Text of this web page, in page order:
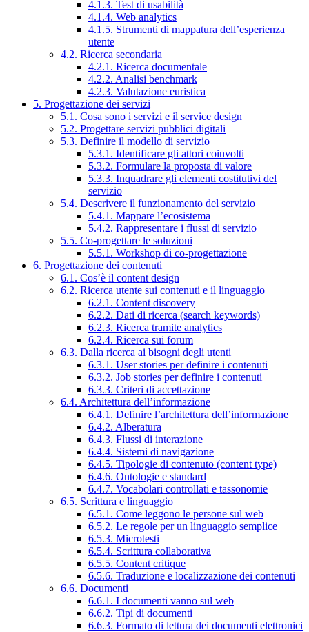
4.1.3. Test di usabilità
4.1.4. Web analytics
4.1.5. Strumenti di mappatura dell’esperienza
utente
4.2. Ricerca secondaria
4.2.1. Ricerca documentale
4.2.2. Analisi benchmark
4.2.3. Valutazione euristica
5. Progettazione dei servizi
5.1. Cosa sono i servizi e il service design
5.2. Progettare servizi pubblici digitali
5.3. Definire il modello di servizio
5.3.1. Identificare gli attori coinvolti
5.3.2. Formulare la proposta di valore
5.3.3. Inquadrare gli elementi costitutivi del
servizio
5.4. Descrivere il funzionamento del servizio
5.4.1. Mappare l’ecosistema
5.4.2. Rappresentare i flussi di servizio
5.5. Co-progettare le soluzioni
5.5.1. Workshop di co-progettazione
6. Progettazione dei contenuti
6.1. Cos’è il content design
6.2. Ricerca utente sui contenuti e il linguaggio
6.2.1. Content discovery
6.2.2. Dati di ricerca (search keywords)
6.2.3. Ricerca tramite analytics
6.2.4. Ricerca sui forum
6.3. Dalla ricerca ai bisogni degli utenti
6.3.1. User stories per definire i contenuti
6.3.2. Job stories per definire i contenuti
6.3.3. Criteri di accettazione
6.4. Architettura dell’informazione
6.4.1. Definire l’architettura dell’informazione
6.4.2. Alberatura
6.4.3. Flussi di interazione
6.4.4. Sistemi di navigazione
6.4.5. Tipologie di contenuto (content type)
6.4.6. Ontologie e standard
6.4.7. Vocabolari controllati e tassonomie
6.5. Scrittura e linguaggio
6.5.1. Come leggono le persone sul web
6.5.2. Le regole per un linguaggio semplice
6.5.3. Microtesti
6.5.4. Scrittura collaborativa
6.5.5. Content critique
6.5.6. Traduzione e localizzazione dei contenuti
6.6. Documenti
6.6.1. I documenti vanno sul web
6.6.2. Tipi di documenti
6.6.3. Formato di lettura dei documenti elettronici